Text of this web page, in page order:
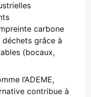
carbone
grâce à
(bocaux,
l’ADEME,
contribue à